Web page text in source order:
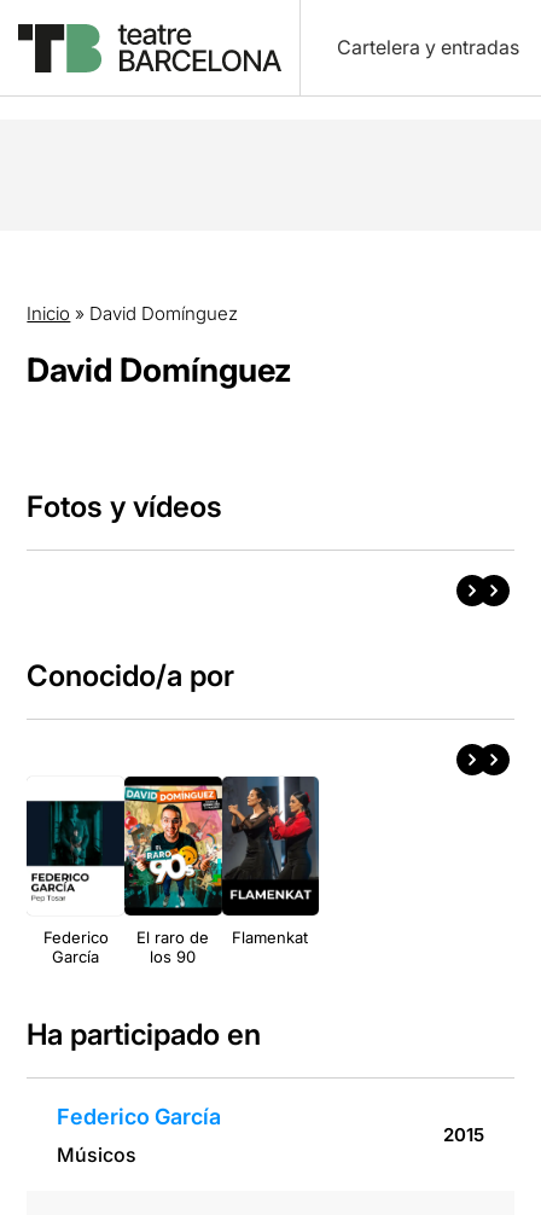
Cartelera y entradas
Inicio » David Domínguez
David Domínguez
Fotos y vídeos
Conocido/a por
Federico
García
El raro de
los 90
Flamenkat
Ha participado en
Federico García
Músicos
2015